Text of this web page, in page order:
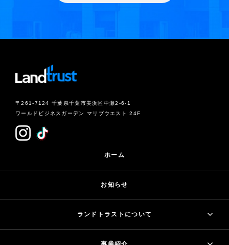
〒261-7124 千葉県千葉市美浜区中瀬2-6-1
ワールドビジネスガーデン マリブウエスト 24F
ホーム
お知らせ
ランドトラストについて